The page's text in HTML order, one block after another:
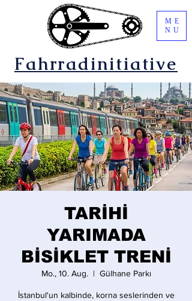
Fahrradinitiative
ME
NU
TARİHİ
YARIMADA
BİSİKLET TRENİ
Mo., 10. Aug.
  |
Gülhane Parkı
İstanbul'un kalbinde, korna seslerinden ve